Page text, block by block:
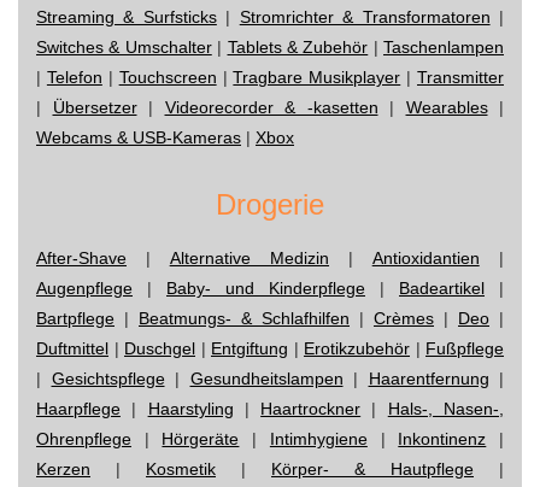
Streaming & Surfsticks| Stromrichter & Transformatoren |
Switches & Umschalter| Tablets & Zubehör | Taschenlampen
| Telefon | Touchscreen |Tragbare Musikplayer | Transmitter
| Übersetzer| Videorecorder & -kasetten | Wearables|
Webcams & USB-Kameras | Xbox
Drogerie
After-Shave | Alternative Medizin | Antioxidantien |
Augenpflege | Baby- und Kinderpflege | Badeartikel |
Bartpflege | Beatmungs- & Schlafhilfen | Crèmes | Deo |
Duftmittel | Duschgel | Entgiftung | Erotikzubehör | Fußpflege
| Gesichtspflege| Gesundheitslampen | Haarentfernung |
Haarpflege | Haarstyling | Haartrockner | Hals-, Nasen-,
Ohrenpflege | Hörgeräte | Intimhygiene| Inkontinenz |
Kerzen | Kosmetik | Körper- & Hautpflege |